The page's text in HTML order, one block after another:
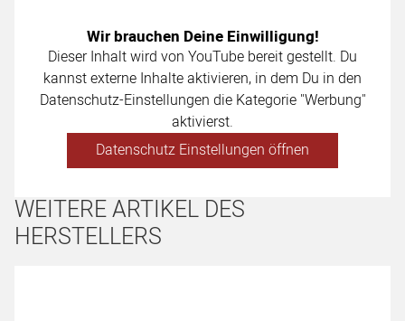
Wir brauchen Deine Einwilligung!
Dieser Inhalt wird von YouTube bereit gestellt. Du
kannst externe Inhalte aktivieren, in dem Du in den
Datenschutz-Einstellungen die Kategorie "Werbung"
aktivierst.
Datenschutz Einstellungen öffnen
WEITERE ARTIKEL DES
HERSTELLERS
Artikel überspringen